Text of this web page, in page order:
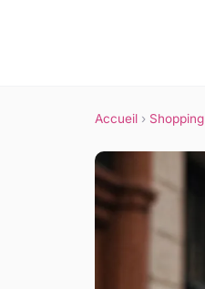
Accueil › Shopping